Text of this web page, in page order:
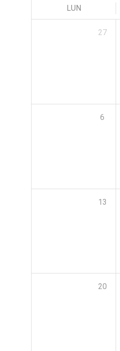
LUN
27
6
13
20